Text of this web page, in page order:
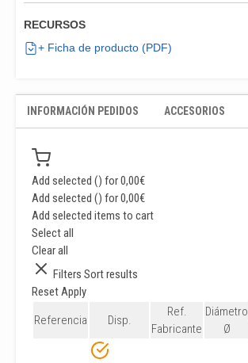
RECURSOS
+ Ficha de producto (PDF)
INFORMACIÓN PEDIDOS ACCESORIOS
Add selected () for0,00€
Add selected () for0,00€
Add selected items to cart
Select all
Clear all
Filters Sort results
ResetApply
Referencia
Disp.
Ref.
Fabricante
Diámetro
Ø